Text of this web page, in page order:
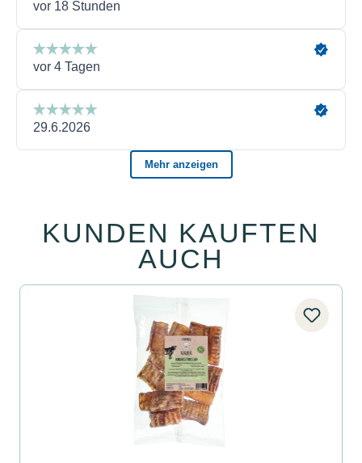
Produktgalerie überspringen
KUNDEN KAUFTEN
AUCH